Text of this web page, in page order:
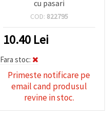
cu pasari
COD: 822795
10.40 Lei
Fara stoc:
Primeste notificare pe
email cand produsul
revine in stoc.